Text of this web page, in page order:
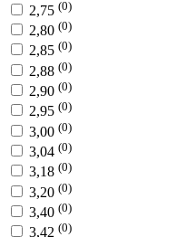
2,75 (0)
2,80 (0)
2,85 (0)
2,88 (0)
2,90 (0)
2,95 (0)
3,00 (0)
3,04 (0)
3,18 (0)
3,20 (0)
3,40 (0)
3,42 (0)